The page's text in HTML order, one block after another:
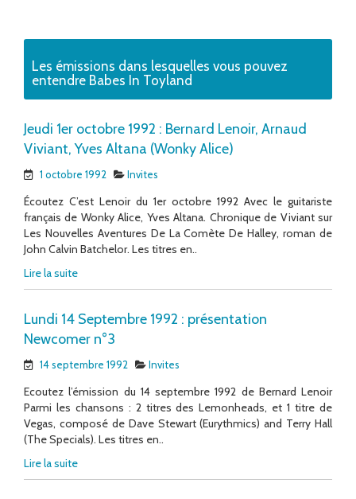
Les émissions dans lesquelles vous pouvez
entendre Babes In Toyland
Jeudi 1er octobre 1992 : Bernard Lenoir, Arnaud
Viviant, Yves Altana (Wonky Alice)
1 octobre 1992 Invites
Écoutez C’est Lenoir du 1er octobre 1992 Avec le guitariste
français de Wonky Alice, Yves Altana. Chronique de Viviant sur
Les Nouvelles Aventures De La Comète De Halley, roman de
John Calvin Batchelor. Les titres en..
Lire la suite
Lundi 14 Septembre 1992 : présentation
Newcomer n°3
14 septembre 1992 Invites
Ecoutez l’émission du 14 septembre 1992 de Bernard Lenoir
Parmi les chansons : 2 titres des Lemonheads, et 1 titre de
Vegas, composé de Dave Stewart (Eurythmics) and Terry Hall
(The Specials). Les titres en..
Lire la suite